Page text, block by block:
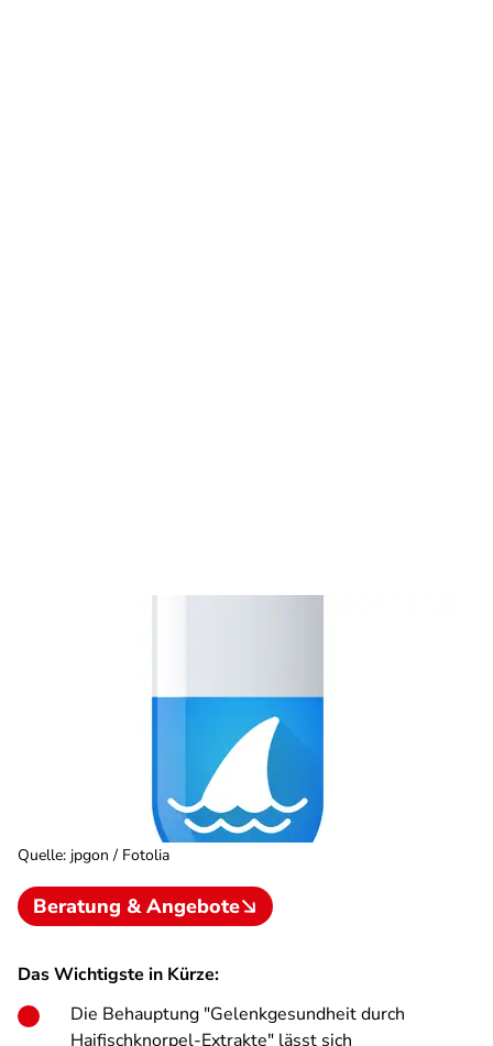
Quelle: jpgon / Fotolia
Beratung & Angebote
Das Wichtigste in Kürze:
Die Behauptung "Gelenkgesundheit durch
Haifischknorpel-Extrakte" lässt sich